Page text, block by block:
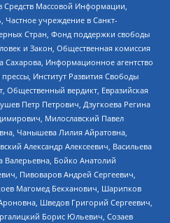
Массовой Информации,
Частное учреждение в Санкт-
Стран, Фонд поддержки свободы
и Закон, Общественная комиссия
Сахарова, Информационное агентство
Институт Развития Свободы
вердикт, Евразийская
Петр Петрович, Дзугкоева Регина
Милославский Павел
Чанышева Лилия Айратовна,
Александр Алексеевич, Васильева
Валерьевна, Бойко Анатолий
Пивоваров Андрей Сергеевич,
Магомед Бекханович, Шарипков
Шведов Григорий Сергеевич,
Борис Юльевич, Созаев